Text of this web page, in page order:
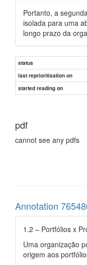
Portanto, a
isolada para uma
longo prazo da
status
last reprioritisation on
started reading on
pdf
cannot see any pdfs
Annotation
1.2 – Portfólios x
Uma organização
origem aos